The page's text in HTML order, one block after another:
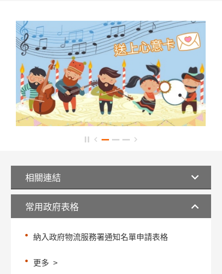
相關連結
常用政府表格
納入政府物流服務署通知名單申請表格
更多 >